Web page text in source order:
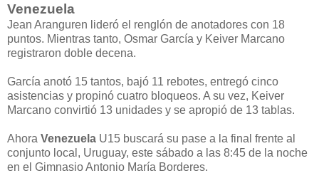
Venezuela
Jean Aranguren lideró el renglón de anotadores con 18
puntos. Mientras tanto, Osmar García y Keiver Marcano
registraron doble decena.
García anotó 15 tantos, bajó 11 rebotes, entregó cinco
asistencias y propinó cuatro bloqueos. A su vez, Keiver
Marcano convirtió 13 unidades y se apropió de 13 tablas.
Ahora Venezuela U15 buscará su pase a la final frente al
conjunto local, Uruguay, este sábado a las 8:45 de la noche
en el Gimnasio Antonio María Borderes.